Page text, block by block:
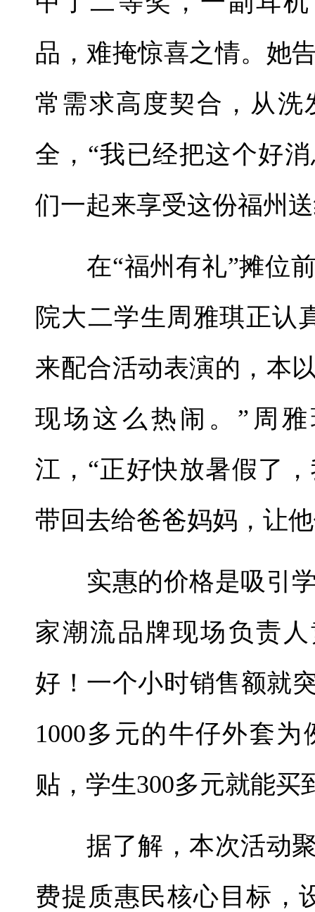
品，难掩惊喜之情。她
常需求高度契合，从
全，“我已经把这个好
们一起来享受这份福州
在“福州有礼”摊位前
院大二学生周雅琪正认
来配合活动表演的，本
现场这么热闹。”周
江，“正好快放暑假了
带回去给爸爸妈妈，让
实惠的价格是吸引学
家潮流品牌现场负责
好！一个小时销售额就
1000多元的牛仔外套
贴，学生300多元就能买
据了解，本次活动聚
费提质惠民核心目标，